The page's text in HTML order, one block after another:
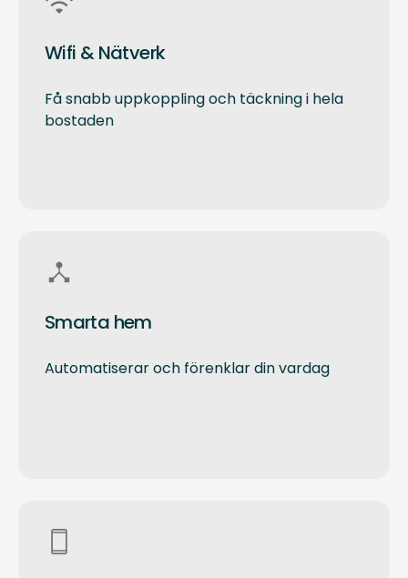
Wifi & Nätverk
Få snabb uppkoppling och täckning i hela
bostaden
Smarta hem
Automatiserar och förenklar din vardag